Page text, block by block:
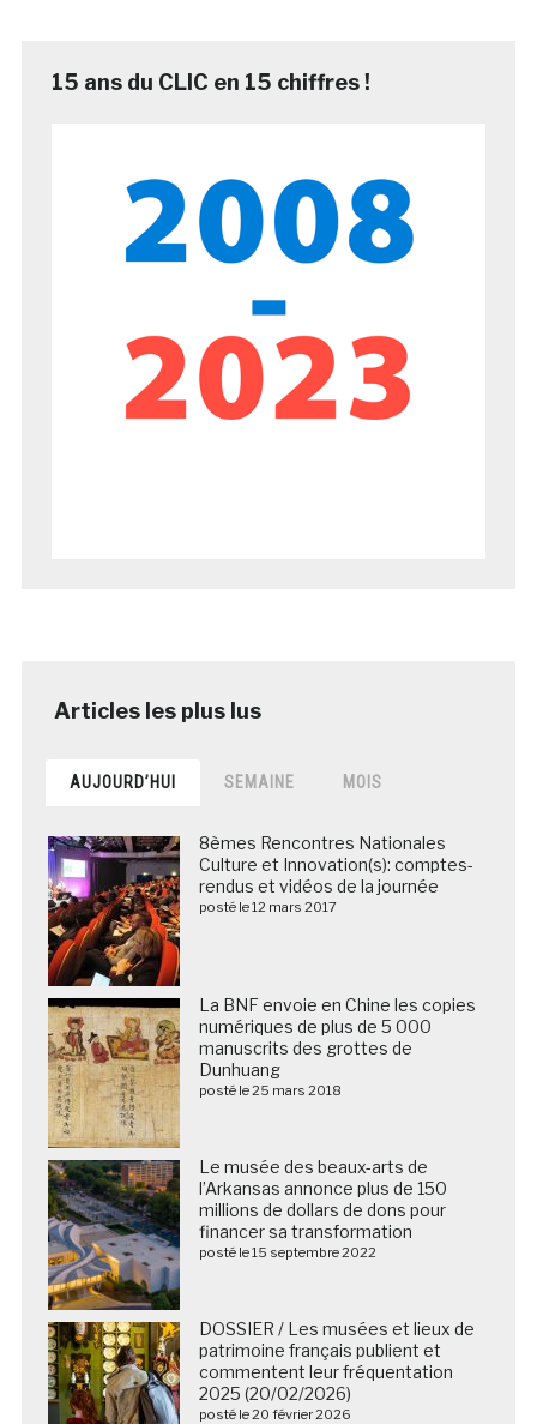
15 ans du CLIC en 15 chiffres !
AUJOURD’HUI SEMAINE MOIS
8èmes Rencontres Nationales
Culture et Innovation(s): comptes-
rendus et vidéos de la journée
posté le 12 mars 2017
La BNF envoie en Chine les copies
numériques de plus de 5 000
manuscrits des grottes de
Dunhuang
posté le 25 mars 2018
Le musée des beaux-arts de
l’Arkansas annonce plus de 150
millions de dollars de dons pour
financer sa transformation
posté le 15 septembre 2022
DOSSIER / Les musées et lieux de
patrimoine français publient et
commentent leur fréquentation
2025 (20/02/2026)
posté le 20 février 2026